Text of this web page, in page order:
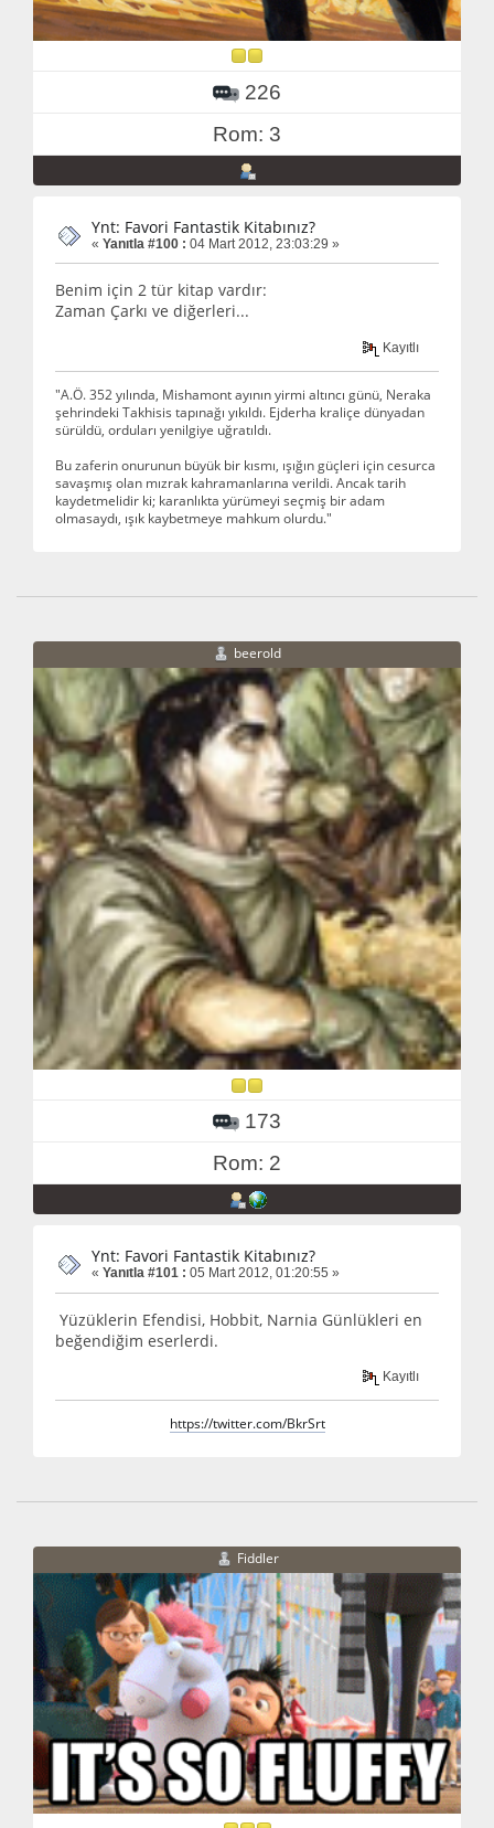
226
Rom: 3
Ynt: Favori Fantastik Kitabınız?
« Yanıtla #100 : 04 Mart 2012, 23:03:29 »
Benim için 2 tür kitap vardır:
Zaman Çarkı ve diğerleri...
Kayıtlı
"A.Ö. 352 yılında, Mishamont ayının yirmi altıncı günü, Neraka
şehrindeki Takhisis tapınağı yıkıldı. Ejderha kraliçe dünyadan
sürüldü, orduları yenilgiye uğratıldı.
Bu zaferin onurunun büyük bir kısmı, ışığın güçleri için cesurca
savaşmış olan mızrak kahramanlarına verildi. Ancak tarih
kaydetmelidir ki; karanlıkta yürümeyi seçmiş bir adam
olmasaydı, ışık kaybetmeye mahkum olurdu."
beerold
173
Rom: 2
Ynt: Favori Fantastik Kitabınız?
« Yanıtla #101 : 05 Mart 2012, 01:20:55 »
Yüzüklerin Efendisi, Hobbit, Narnia Günlükleri en
beğendiğim eserlerdi.
Kayıtlı
https://twitter.com/BkrSrt
Fiddler